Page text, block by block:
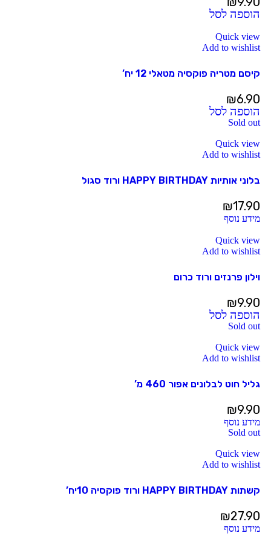
הוספה לסל
Quick view
Add to wishlist
קיסם מטריה פוקסיה מטאלי 12 יח’
₪6.90
הוספה לסל
Sold out
Quick view
Add to wishlist
בלוני אותיות HAPPY BIRTHDAY ורוד סגול
₪17.90
מידע נוסף
Quick view
Add to wishlist
וילון פרנזים ורוד כרום
₪9.90
הוספה לסל
Sold out
Quick view
Add to wishlist
גליל חוט לבלונים אפור 460 מ’
₪9.90
מידע נוסף
Sold out
Quick view
Add to wishlist
קשתות HAPPY BIRTHDAY ורוד פוקסיה 10יח’
₪27.90
מידע נוסף